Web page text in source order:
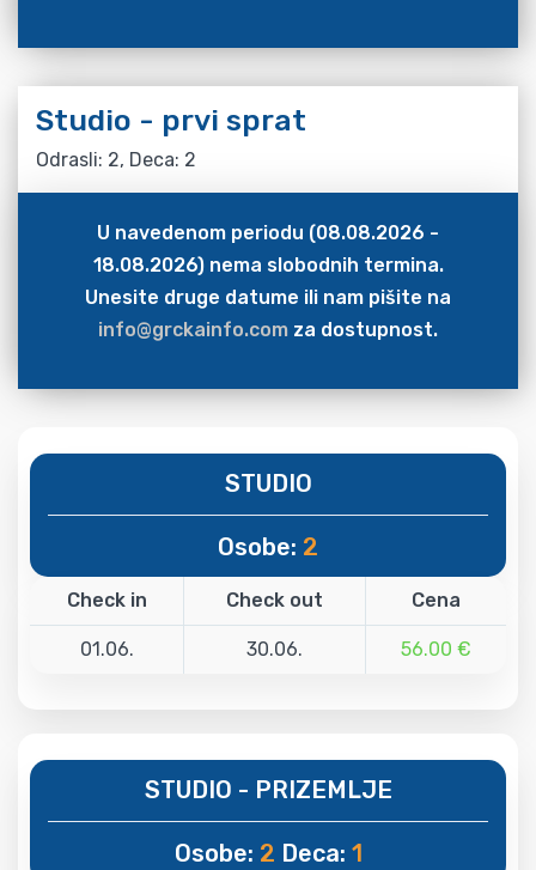
Studio - prvi sprat
Odrasli: 2, Deca: 2
U navedenom periodu (08.08.2026 -
18.08.2026) nema slobodnih termina.
Unesite druge datume ili nam pišite na
info@grckainfo.com za dostupnost.
STUDIO
Osobe: 2
Check in Check out Cena
01.06. 30.06. 56.00 €
STUDIO - PRIZEMLJE
Osobe: 2 Deca: 1